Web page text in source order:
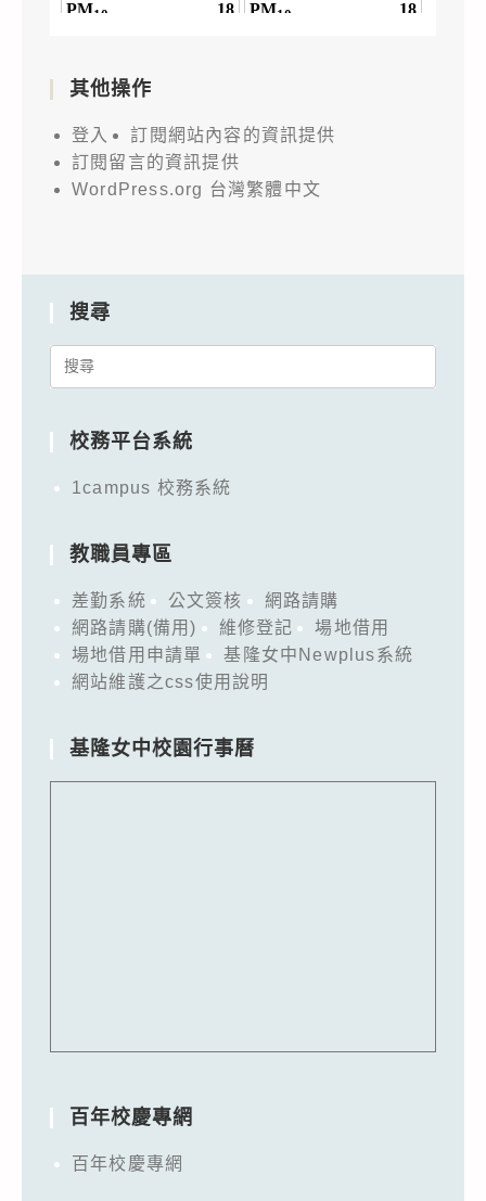
其他操作
登入
訂閱網站內容的資訊提供
訂閱留言的資訊提供
WordPress.org 台灣繁體中文
搜尋
Search
校務平台系統
1campus 校務系統
教職員專區
差勤系統 公文簽核
網路請購
網路請購(備用)
維修登記
場地借用
場地借用申請單
基隆女中Newplus系統
網站維護之css使用說明
基隆女中校園行事曆
百年校慶專網
百年校慶專網